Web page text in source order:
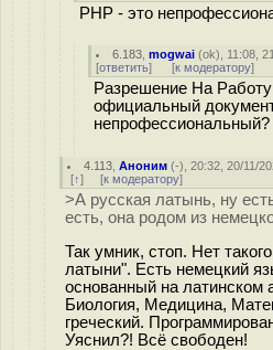
PHP - это
6.183 ,mogwai (ok), 11:08,
[ответить] [к модератору]
Разрешение На
официальный
непрофессиональный?
4.113 ,Аноним (-), 20:32, 20/11/
[↑] [к модератору]
>А русская латынь, ну
есть, она родом из
Так умник, стоп. Нет
латыни". Есть немецкий
основанный на
Биология, Медицина,
греческий.
Уяснил?! Всё свободен!